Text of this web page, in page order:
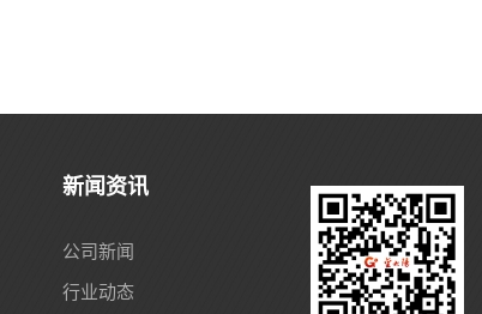
新闻资讯
公司新闻
行业动态